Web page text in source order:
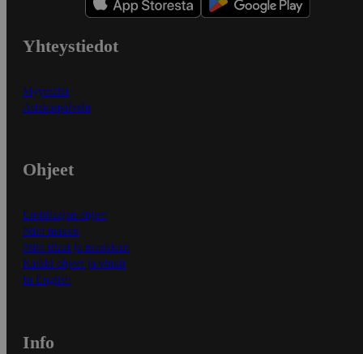
Yhteystiedot
Myymälät
Asiakaspalvelu
Ohjeet
Ensitilaajan ohjeet
Näin maksat
Näin tilaat ja muokkaat
Kaikki ohjeet ja vinkit
In English
Info